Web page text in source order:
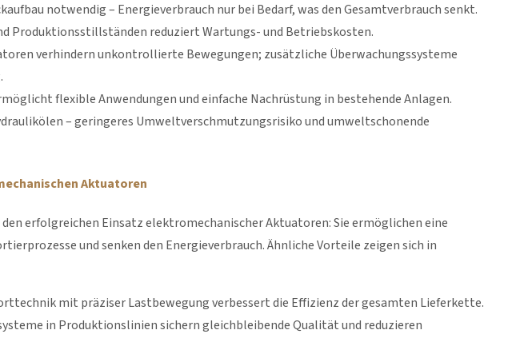
notwendig – Energieverbrauch nur bei Bedarf, was den Gesamtverbrauch senkt.
Produktionsstillständen reduziert Wartungs- und Betriebskosten.
verhindern unkontrollierte Bewegungen; zusätzliche Überwachungssysteme
flexible Anwendungen und einfache Nachrüstung in bestehende Anlagen.
– geringeres Umweltverschmutzungsrisiko und umweltschonende
Aktuatoren
erfolgreichen Einsatz elektromechanischer Aktuatoren: Sie ermöglichen eine
und senken den Energieverbrauch. Ähnliche Vorteile zeigen sich in
mit präziser Lastbewegung verbessert die Effizienz der gesamten Lieferkette.
in Produktionslinien sichern gleichbleibende Qualität und reduzieren